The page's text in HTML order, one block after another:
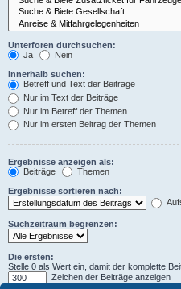
Unterforen durchsuchen:
Ja
Nein
Innerhalb suchen:
Betreff und Text der Beiträge
Nur im Text der Beiträge
Nur im Betreff der Themen
Nur im ersten Beitrag der Themen
Ergebnisse anzeigen als:
Beiträge
Themen
Ergebnisse sortieren nach:
Suchzeitraum begrenzen:
Die ersten:
Stelle 0 als Wert ein, damit der komplette
Zeichen der Beiträge anzeigen